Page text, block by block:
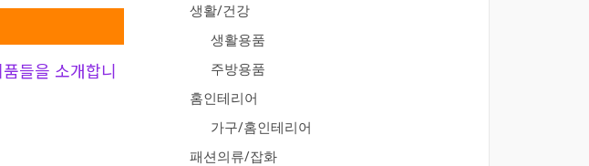
들을 소개합니
생활/건강
생활용품
주방용품
홈인테리어
가구/홈인테리어
패션의류/잡화